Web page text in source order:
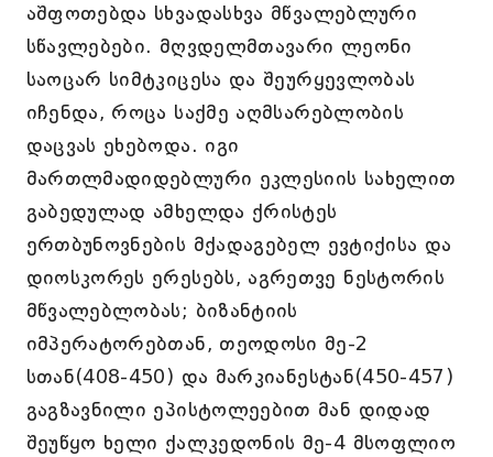
აშფოთებდა სხვადასხვა მწვალებლური
სწავლებები. მღვდელმთავარი ლეონი
საოცარ სიმტკიცესა და შეურყევლობას
იჩენდა, როცა საქმე აღმსარებლობის
დაცვას ეხებოდა. იგი
მართლმადიდებლური ეკლესიის სახელით
გაბედულად ამხელდა ქრისტეს
ერთბუნოვნების მქადაგებელ ევტიქისა და
დიოსკორეს ერესებს, აგრეთვე ნესტორის
მწვალებლობას; ბიზანტიის
იმპერატორებთან, თეოდოსი მე-2
სთან(408-450) და მარკიანესტან(450-457)
გაგზავნილი ეპისტოლეებით მან დიდად
შეუწყო ხელი ქალკედონის მე-4 მსოფლიო